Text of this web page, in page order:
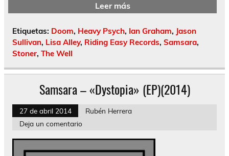
Leer más
Etiquetas: Doom, Heavy Psych, Ian Graham, Jason
Sullivan, Lisa Alley, Riding Easy Records, Samsara,
Stoner, The Well
Samsara – «Dystopia» (EP)(2014)
27 de abril 2014
Rubén Herrera
Deja un comentario